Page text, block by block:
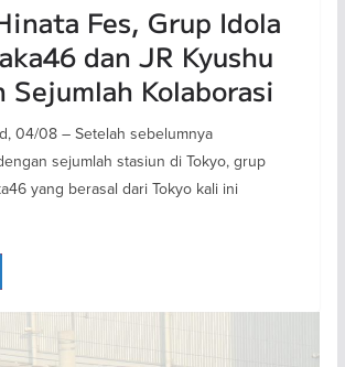
Fes, Grup Idola
dan JR Kyushu
Sejumlah Kolaborasi
04/08 – Setelah sebelumnya
sejumlah stasiun di Tokyo, grup
yang berasal dari Tokyo kali ini